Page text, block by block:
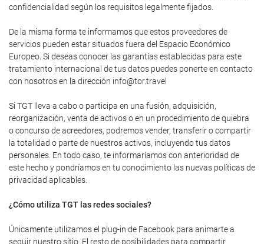
confidencialidad según los requisitos legalmente fijados.
De la misma forma te informamos que estos proveedores de
servicios pueden estar situados fuera del Espacio Económico
Europeo. Si deseas conocer las garantías establecidas para este
tratamiento internacional de tus datos puedes ponerte en contacto
con nosotros en la dirección info@tor.travel
Si TGT lleva a cabo o participa en una fusión, adquisición,
reorganización, venta de activos o en un procedimiento de quiebra
o concurso de acreedores, podremos vender, transferir o compartir
la totalidad o parte de nuestros activos, incluyendo tus datos
personales. En todo caso, te informaríamos con anterioridad de
este hecho y pondríamos en tu conocimiento las nuevas políticas de
privacidad aplicables.
¿Cómo utiliza TGT las redes sociales?
Únicamente utilizamos el plug-in de Facebook para animarte a
seguir nuestro sitio. El resto de posibilidades para compartir